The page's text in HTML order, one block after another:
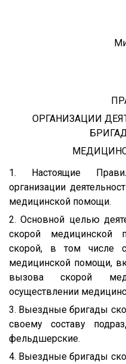
ОРГАНИЗАЦИИ
1. Настоящие
организации
медицинской помощи.
2. Основной целью
скорой медицинской
скорой, в том числе
медицинской помощи,
вызова скорой
осуществлении
3. Выездные бригады
своему составу
фельдшерские.
4. Выездные бригады